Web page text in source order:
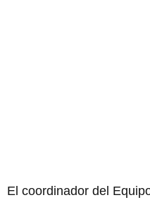
El coordinador del